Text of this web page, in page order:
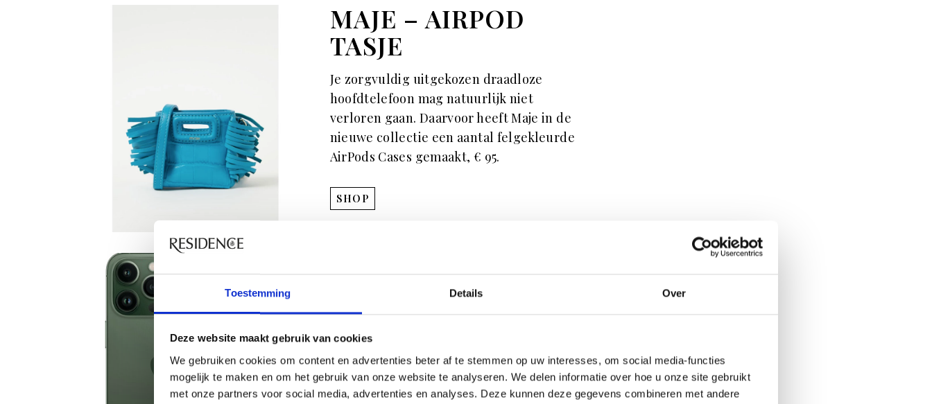
Toestemming Details Over
Deze website maakt gebruik van cookies
We gebruiken cookies om content en advertenties beter af te stemmen op uw interesses, om social media-functies
mogelijk te maken en om het gebruik van onze website te analyseren. We delen informatie over hoe u onze site gebruikt
met onze partners voor social media, advertenties en analyses. Deze kunnen deze gegevens combineren met andere
MAJE – AIRPOD
TASJE
Je zorgvuldig uitgekozen draadloze
hoofdtelefoon mag natuurlijk niet
verloren gaan. Daarvoor heeft Maje in de
nieuwe collectie een aantal felgekleurde
AirPods Cases gemaakt, € 95.
SHOP
IPHONE 13 –
NIEUWSTE IPHONE
belangrijke update: de batterijduur is
namelijk enorm verbetert. Daardoor heb jij
veel minder stressmomenten als je